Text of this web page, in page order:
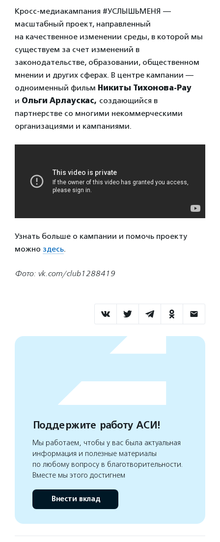
Кросс-медиакампания #УСЛЫШЬМЕНЯ —
масштабный проект, направленный
на качественное изменении среды, в которой мы
существуем за счет изменений в
законодательстве, образовании, общественном
мнении и других сферах. В центре кампании —
одноименный фильм Никиты Тихонова-Рау
и Ольги Арлаускас, создающийся в
партнерстве со многими некоммерческими
организациями и кампаниями.
Узнать больше о кампании и помочь проекту
можно здесь.
Фото: vk.com/club1288419
Поддержите работу АСИ!
Мы работаем, чтобы у вас была актуальная
информация и полезные материалы
по любому вопросу в благотворительности.
Вместе мы этого достигнем
Внести вклад